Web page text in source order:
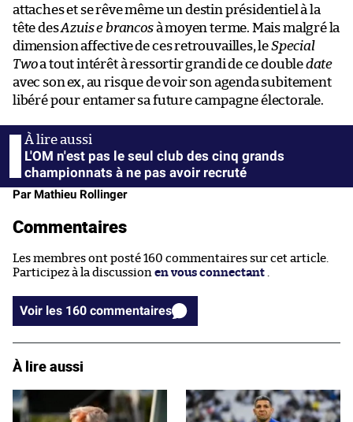
attaches et se rêve même un destin présidentiel à la
tête desAzuis e brancosà moyen terme. Mais malgré la
dimension affective de ces retrouvailles, leSpecial
Twoa tout intérêt à ressortir grandi de ce doubledate
avec son ex, au risque de voir son agenda subitement
libéré pour entamer sa future campagne électorale.
L'OM n'est pas le seul club des cinq grands
championnats à ne pas avoir recruté
Par Mathieu Rollinger
Commentaires
Les membres ont posté 160 commentaires sur cet article.
Participez à la discussion en vous connectant .
Voir les 160 commentaires
À lire aussi